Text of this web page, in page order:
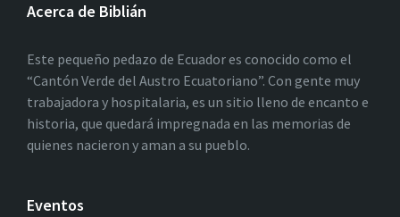
Acerca de Biblián
Este pequeño pedazo de Ecuador es conocido como el
“Cantón Verde del Austro Ecuatoriano”. Con gente muy
trabajadora y hospitalaria, es un sitio lleno de encanto e
historia, que quedará impregnada en las memorias de
quienes nacieron y aman a su pueblo.
Eventos